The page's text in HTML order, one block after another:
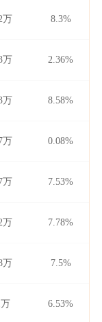
万 8.3%
万 2.36%
万 8.58%
万 0.08%
万 7.53%
万 7.78%
万 7.5%
6.53%